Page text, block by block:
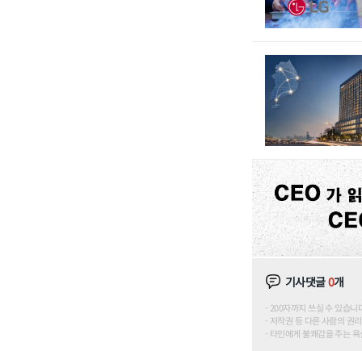
기사댓글0개
200자까지 쓰실 수 있습
저작권 등 다른 사람의 권
타인에게 불쾌감을 주는